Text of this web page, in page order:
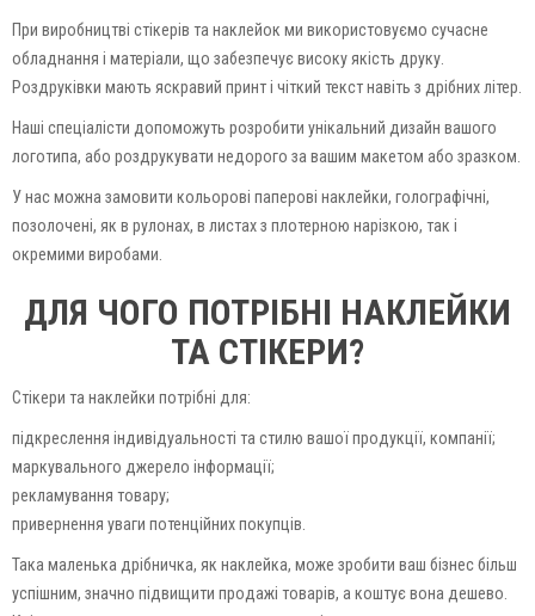
При виробництві стікерів та наклейок ми використовуємо сучасне
обладнання і матеріали, що забезпечує високу якість друку.
Роздруківки мають яскравий принт і чіткий текст навіть з дрібних літер.
Наші спеціалісти допоможуть розробити унікальний дизайн вашого
логотипа, або роздрукувати недорого за вашим макетом або зразком.
У нас можна замовити кольорові паперові наклейки, голографічні,
позолочені, як в рулонах, в листах з плотерною нарізкою, так і
окремими виробами.
ДЛЯ ЧОГО ПОТРІБНІ НАКЛЕЙКИ
ТА СТІКЕРИ?
Стікери та наклейки потрібні для:
підкреслення індивідуальності та стилю вашої продукції, компанії;
маркувального джерело інформації;
рекламування товару;
привернення уваги потенційних покупців.
Така маленька дрібничка, як наклейка, може зробити ваш бізнес більш
успішним, значно підвищити продажі товарів, а коштує вона дешево.